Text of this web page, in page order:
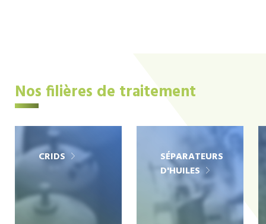
Nos filières de traitement
CRIDS
SÉPARATEURS
D'HUILES